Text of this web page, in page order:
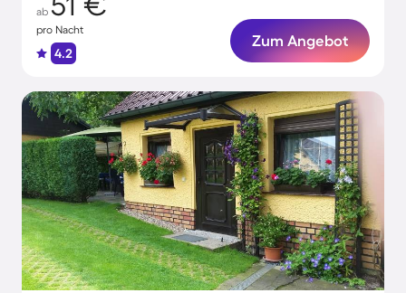
ab
pro Nacht
4.2
Zum Angebot